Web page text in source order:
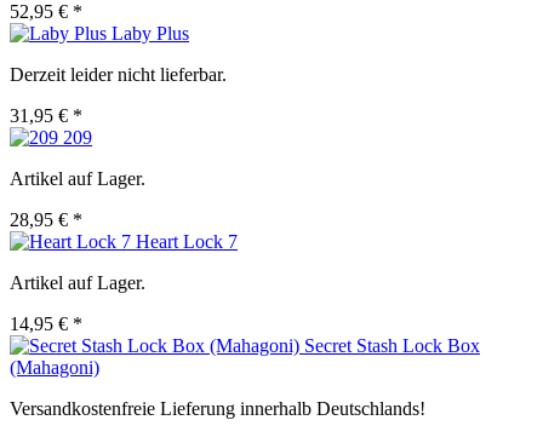
52,95 € *
Laby Plus
Derzeit leider nicht lieferbar.
31,95 € *
209
Artikel auf Lager.
28,95 € *
Heart Lock 7
Artikel auf Lager.
14,95 € *
Secret Stash Lock Box
(Mahagoni)
Versandkostenfreie Lieferung innerhalb Deutschlands!